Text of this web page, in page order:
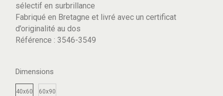
sélectif en surbrillance
Fabriqué en Bretagne et livré avec un certificat
d’originalité au dos
Référence : 3546-3549
Dimensions
40x60 60x90